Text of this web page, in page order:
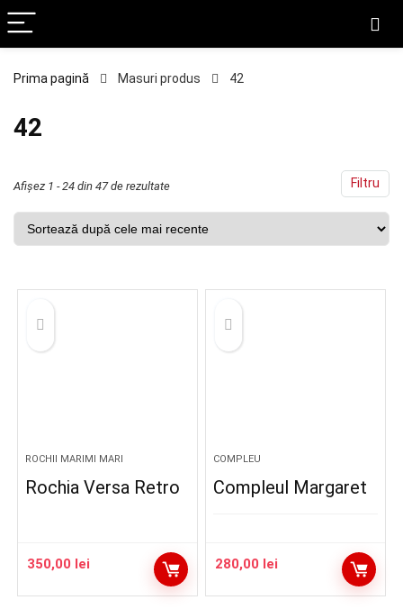
Prima pagină Masuri produs 42
42
Filtru
Afișez 1 - 24 din 47 de rezultateSortat
după
cele
recente
ROCHII MARIMI MARI
Rochia Versa Retro
350,00 lei
COMPLEU
Compleul Margaret
280,00 lei